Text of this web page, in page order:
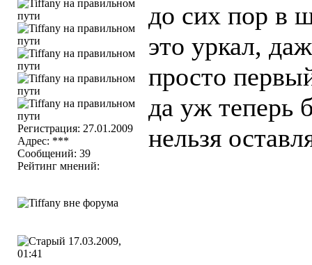
Регистрация: 27.01.2009
Адрес: ***
Сообщений: 39
Рейтинг мнений:
до сих пор в
это уркал,
просто
да уж теперь
нельзя
17.03.2009,
01:41